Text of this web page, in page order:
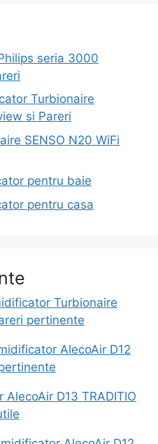
seria 3000
Turbionaire
si Pareri
SENSO N20 WiFi
pentru baie
pentru casa
Turbionaire
pertinente
AlecoAir D12
D13 TRADITIO